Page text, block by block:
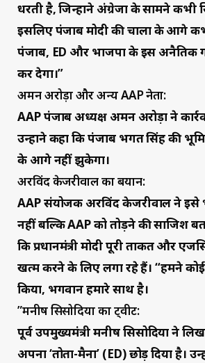
धरती है, जिन्होंने अंग्रेजों के सामने कभी
इसलिए पंजाब मोदी की चालों के आगे
पंजाब, ED और भाजपा के इस अनैतिक
कर देगा।”
अमन अरोड़ा और अन्य AAP नेता:
AAP पंजाब अध्यक्ष अमन अरोड़ा ने
उन्होंने कहा कि पंजाब भगत सिंह की
के आगे नहीं झुकेगा।
अरविंद केजरीवाल का बयान:
AAP संयोजक अरविंद केजरीवाल ने इसे
नहीं बल्कि AAP को तोड़ने की साजिश
कि प्रधानमंत्री मोदी पूरी ताकत और
खत्म करने के लिए लगा रहे हैं। “हमने
किया, भगवान हमारे साथ है।
”मनीष सिसोदिया का ट्वीट:
पूर्व उपमुख्यमंत्री मनीष सिसोदिया ने
अपना ‘तोता-मैना’ (ED) छोड़ दिया है।